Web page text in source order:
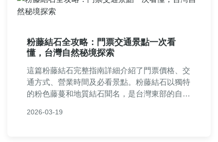
粉藤結石全攻略：門票交通景點一次看
懂，台灣自然秘境探索
這篇粉藤結石完整指南詳細介紹了門票價格、交
通方式、營業時間及必看景點。粉藤結石以獨特
的粉色藤蔓和地質結石聞名，是台灣東部的自然
問答，幫助你規劃完美旅程，無論自助遊或跟團
2026-03-19